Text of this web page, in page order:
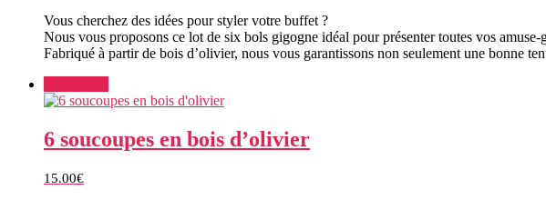
Vous cherchez des idées pour styler votre buffet ?
Nous vous proposons ce lot de six bols gigogne idéal pour présenter toutes vos amuse-
Fabriqué à partir de bois d’olivier, nous vous garantissons non seulement une bonne
6 soucoupes en bois d’olivier
15.00€